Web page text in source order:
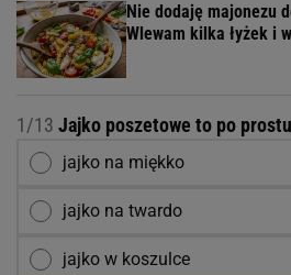
Nie dodaję majonezu
Wlewam kilka łyżek i
1/13 Jajko poszetowe to po
jajko na miękko
jajko na twardo
jajko w koszulce